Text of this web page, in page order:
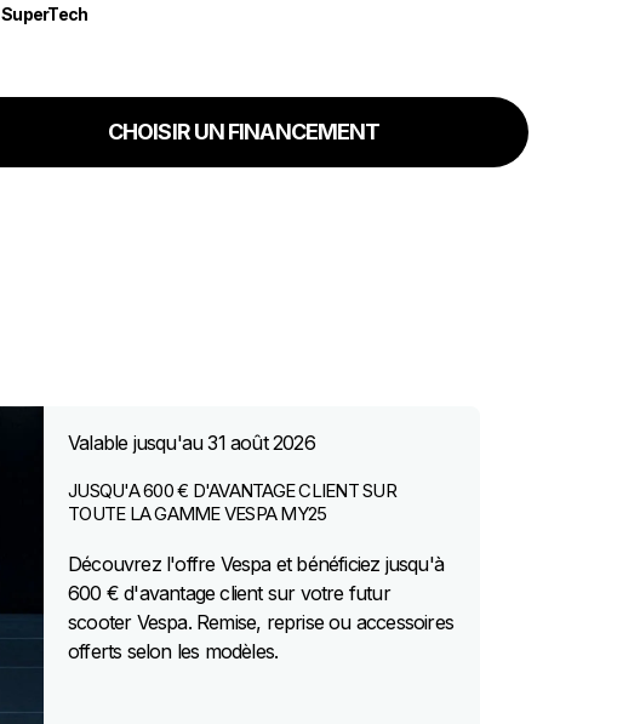
SuperTech
CHOISIR UN FINANCEMENT
Valable jusqu'au31 août 2026
JUSQU'A 600 € D'AVANTAGE CLIENT SUR
TOUTE LA GAMME VESPA MY25
Découvrez l'offre Vespa et bénéficiez jusqu'à
600 € d'avantage client sur votre futur
scooter Vespa. Remise, reprise ou accessoires
offerts selon les modèles.